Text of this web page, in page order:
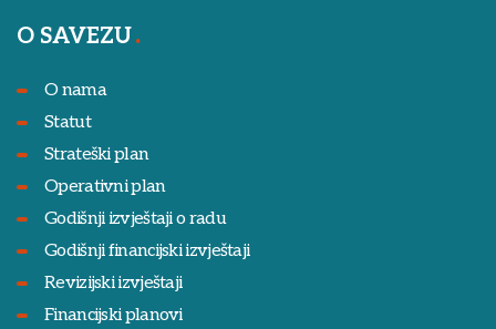
O SAVEZU
O nama
Statut
Strateški plan
Operativni plan
Godišnji izvještaji o radu
Godišnji financijski izvještaji
Revizijski izvještaji
Financijski planovi